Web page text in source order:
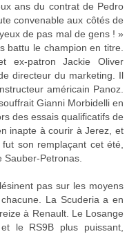
ans du contrat de Pedro
convenable aux côtés de
de pas mal de gens ! »
battu le champion en titre.
ex-patron Jackie Oliver
directeur du marketing. Il
américain Panoz.
Gianni Morbidelli en
des essais qualificatifs de
inapte à courir à Jerez, et
son remplaçant cet été,
Petronas.
pas sur les moyens
La Scuderia a en
à Renault. Le Losange
le RS9B plus puissant,